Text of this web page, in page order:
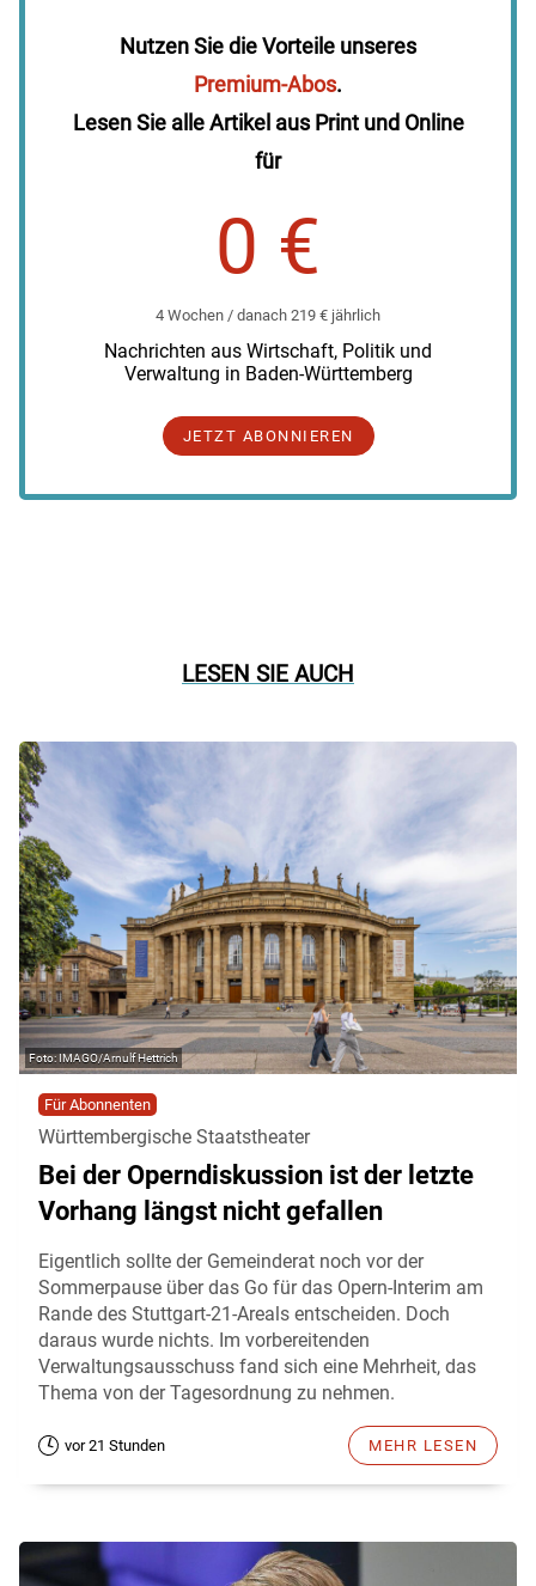
Nutzen Sie die Vorteile unseres
Premium-Abos.
Lesen Sie alle Artikel aus Print und Online
für
0 €
4 Wochen / danach 219 € jährlich
Nachrichten aus Wirtschaft, Politik und
Verwaltung in Baden-Württemberg
JETZT ABONNIEREN
LESEN SIE AUCH
IMAGO/Arnulf Hettrich
Für Abonnenten
Württembergische Staatstheater
Bei der Operndiskussion ist der letzte
Vorhang längst nicht gefallen
Eigentlich sollte der Gemeinderat noch vor der
Sommerpause über das Go für das Opern-Interim am
Rande des Stuttgart-21-Areals entscheiden. Doch
daraus wurde nichts. Im vorbereitenden
Verwaltungsausschuss fand sich eine Mehrheit, das
Thema von der Tagesordnung zu nehmen.
vor 21 Stunden MEHR LESEN